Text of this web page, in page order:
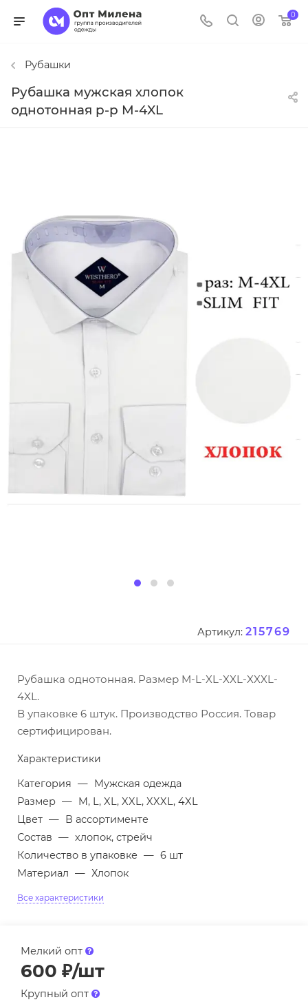
0
Рубашки
Рубашка мужская хлопок
однотонная р-р M-4XL
Артикул: 215769
Рубашка однотонная. Размер M-L-XL-XXL-XXXL-
4XL.
В упаковке 6 штук. Производство Россия. Товар
сертифицирован.
Характеристики
Категория — Мужская одежда
Размер — M, L, XL, XXL, XXXL, 4XL
Цвет — В ассортименте
Состав — хлопок, стрейч
Количество в упаковке — 6 шт
Материал — Хлопок
Все характеристики
Мелкий опт
600 ₽/шт
Крупный опт